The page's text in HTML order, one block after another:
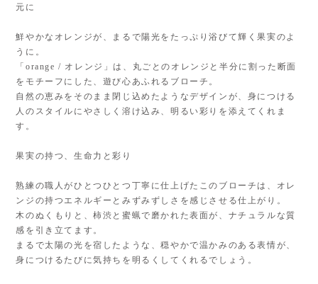
元に
鮮やかなオレンジが、まるで陽光をたっぷり浴びて輝く果実のよ
うに。
「orange / オレンジ」は、丸ごとのオレンジと半分に割った断面
をモチーフにした、遊び心あふれるブローチ。
自然の恵みをそのまま閉じ込めたようなデザインが、身につける
人のスタイルにやさしく溶け込み、明るい彩りを添えてくれま
す。
果実の持つ、生命力と彩り
熟練の職人がひとつひとつ丁寧に仕上げたこのブローチは、オレ
ンジの持つエネルギーとみずみずしさを感じさせる仕上がり。
木のぬくもりと、柿渋と蜜蝋で磨かれた表面が、ナチュラルな質
感を引き立てます。
まるで太陽の光を宿したような、穏やかで温かみのある表情が、
身につけるたびに気持ちを明るくしてくれるでしょう。